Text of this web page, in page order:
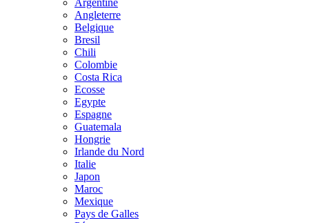
Argentine
Angleterre
Belgique
Bresil
Chili
Colombie
Costa Rica
Ecosse
Egypte
Espagne
Guatemala
Hongrie
Irlande du Nord
Italie
Japon
Maroc
Mexique
Pays de Galles